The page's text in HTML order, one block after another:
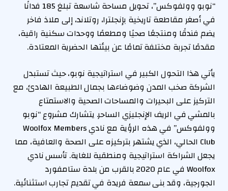
“نوبو وولفوكس”، تحويل مساحة شاسعة تبلغ 185 فدانًا
في أصغر مقاطعة تاريخية بإنجلترا، روتلاند، إلى ملاذ فاخر
يضم فندقًا ومنتجعًا صحيًا ومطعمًا ووحدات سكنية راقية،
مقدمًا تجربة مختلفة تمامًا عن بيئتها الحضرية المعتادة.
يأتي هذا التحول الكبير في استراتيجية نوبو، حيث تستبدل
الشركة صخب المدن وضوضاءها بجمال الطبيعة الهادئ، مع
التركيز على البحيرات والمساحات الصحية والاستمتاع
بالمشي في الريف الإنجليزي الساحر. يتشارك مشروع “نوبو
وولفوكس” في هذه الرؤية مع نادي Woolfox Members
Club الحالي، الذي يشتهر بتركيزه على الصحة والعافية، مما
يجعل الشراكة استراتيجية ومنطقية للغاية. تأسس نادي
Woolfox في عام 2020 بالقرب من بلدة ستامفورد
الجورجية، وقد بنى سمعة فريدة في تقديم تجارب استثنائية.